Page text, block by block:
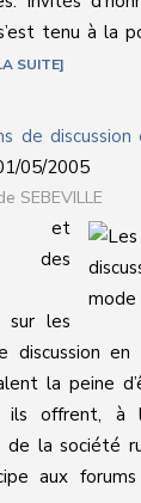
tenu à la
SUITE
de discussion
05/2005
SEBEVILLE
et
des
sur les
discussion en
la peine
ils offrent, à
de la société
aux